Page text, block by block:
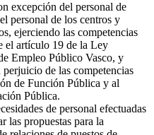
excepción del personal de
personal de los centros y
ejerciendo las competencias
el artículo 19 de la Ley
Empleo Público Vasco, y
de las competencias
de Función Pública y al
Pública.
de personal efectuadas
las propuestas para la